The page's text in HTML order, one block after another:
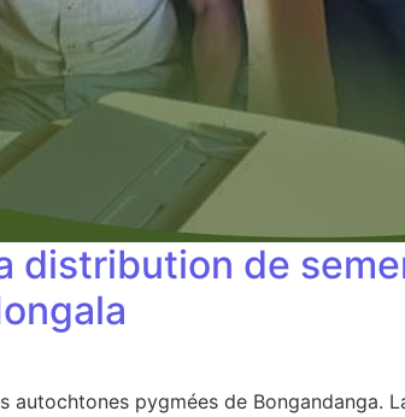
distribution de
pygmées de Bongandanga.